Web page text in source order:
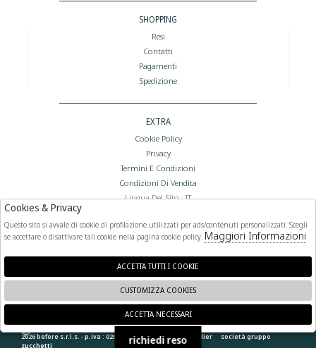
SHOPPING
Resi
Contatti
Pagamenti
Spedizione
EXTRA
Cookie Policy
Privacy
Termini E Condizioni
Condizioni Di Vendita
Lingua Del Sito : IT
FOLLOW US
2026 before s.r.l.s. - p.iva : 02066400892 powered by atelier società gruppo
zucchetti
🍪
richiedi reso
Cookies & Privacy
Questo sito si avvale di cookie di profilazione utilizzati per ads/contenuti personalizzati. Scegli
se accettare o disattivare tali cookie nella pagina cookie policy. Maggiori Informazioni
ACCETTA TUTTI I COOKIE
CUSTOMIZZA COOKIES
ACCETTA NECESSARI